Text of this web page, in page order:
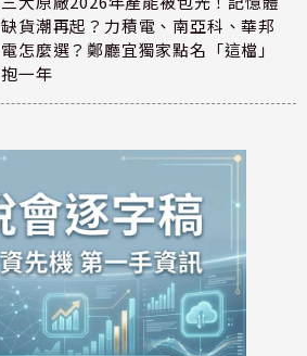
缺貨潮再起？力積電、南亞科、華邦
電怎麼選？鄭廳宜獨家點名「這檔」
抱一年